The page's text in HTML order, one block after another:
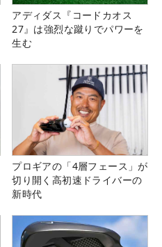
アディダス『コードカオス
27』は強烈な蹴りでパワーを
生む
プロギアの「4層フェース」が
切り開く高初速ドライバーの
新時代